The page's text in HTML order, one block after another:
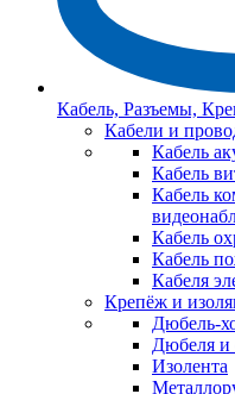
Кабель, Разъемы,
Кабели и
Кабель
Кабель
Кабель
Кабель
Кабель
Кабеля
Крепёж и
Дюбель-
Дюбеля и
Изолента